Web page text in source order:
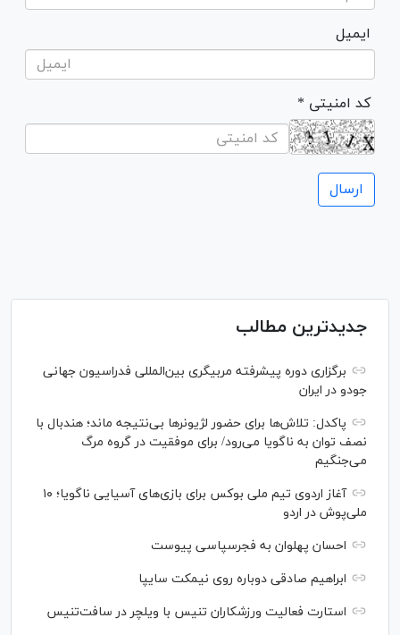
ایمیل
* کد امنیتی
جدیدترین مطالب
برگزاری دوره پیشرفته مربیگری بین‌المللی فدراسیون جهانی
جودو در ایران
پاکدل: تلاش‌ها برای حضور لژیونر‌ها بی‌نتیجه ماند؛ هندبال با
نصف توان به ناگویا می‌رود/ برای موفقیت در گروه مرگ
می‌جنگیم
آغاز اردوی تیم ملی بوکس برای بازی‌های آسیایی ناگویا؛ ۱۰
ملی‌پوش در اردو
احسان پهلوان به فجرسپاسی پیوست
ابراهیم صادقی دوباره روی نیمکت سایپا
استارت فعالیت ورزشکاران تنیس با ویلچر در سافت‌تنیس